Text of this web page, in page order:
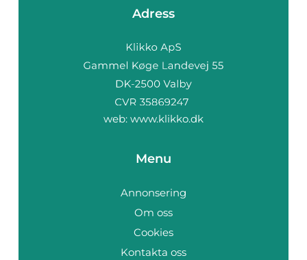
Adress
web: www.klikko.dk
Menu
Annonsering
Om oss
Cookies
Kontakta oss